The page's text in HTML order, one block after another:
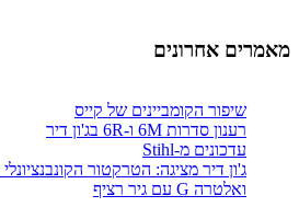
מאמרים אחרונים
שיפור הקומביינים של קייס
רענון סדרות 6M ו-6R בג'ון דיר
עדכונים מ-Stihl
ג'ון דיר מציגה: הטרקטור
ואלטרה G עם גיר רציף